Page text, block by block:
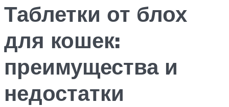
Таблетки от блох
для кошек:
преимущества и
недостатки